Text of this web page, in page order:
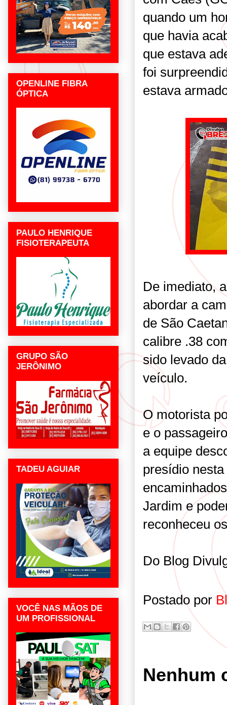
quando um
que havia
que estava
foi
estava
De imediato,
abordar a
de São
calibre .38
sido levado
veículo.
O motorista
e o
a equipe
presídio
Jardim e
reconheceu
Do Blog
Postado por
Nenhum
OPENLINE FIBRA
ÓPTICA
PAULO HENRIQUE
FISIOTERAPEUTA
GRUPO SÃO
JERÔNIMO
TADEU AGUIAR
VOCÊ NAS MÃOS DE
UM PROFISSIONAL